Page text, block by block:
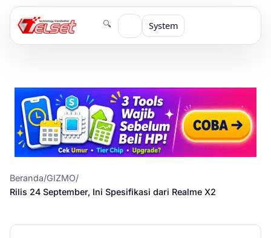
🔍 System
Beranda/GIZMO/
Rilis 24 September, Ini Spesifikasi dari Realme X2